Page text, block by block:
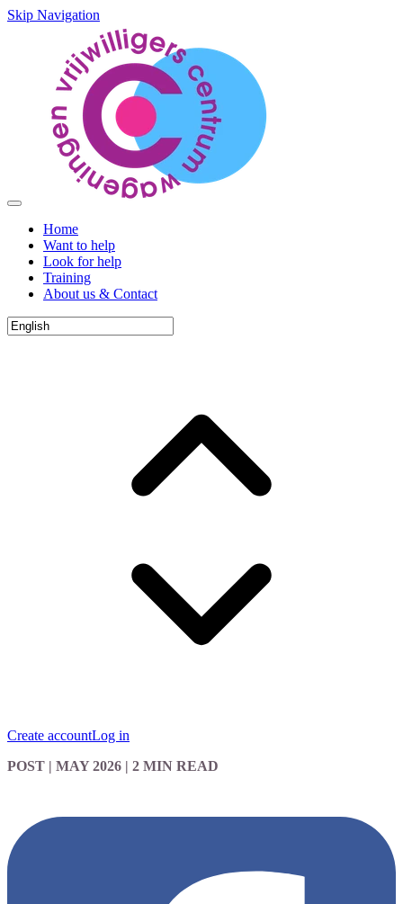
Skip Navigation
Home
Want to help
Look for help
Training
About us & Contact
Create accountLog in
POST | MAY 2026 | 2 MIN READ